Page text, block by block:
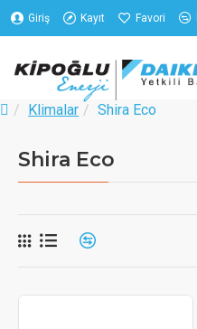
Giriş Kayıt Favori
Klimalar Shira Eco
Shira Eco